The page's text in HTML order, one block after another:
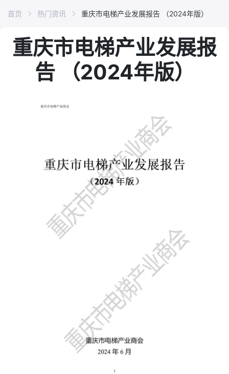
首页 热门资讯 重庆市电梯产业发展报告 （2024年版）
重庆市电梯产业发展报
告 （2024年版）